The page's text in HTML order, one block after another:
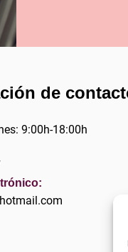
de
9:00h-18:00h